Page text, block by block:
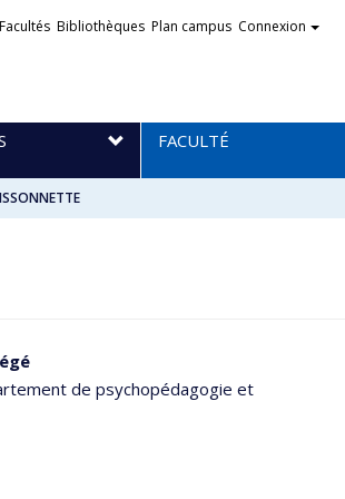
Facultés Bibliothèques Plan campus Connexion
FACULTÉ
de psychopédagogie et